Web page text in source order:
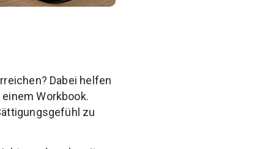
Dabei helfen
Workbook.
zu